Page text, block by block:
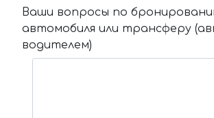
Ваши вопросы по
автомобиля или трансферу
водителем)